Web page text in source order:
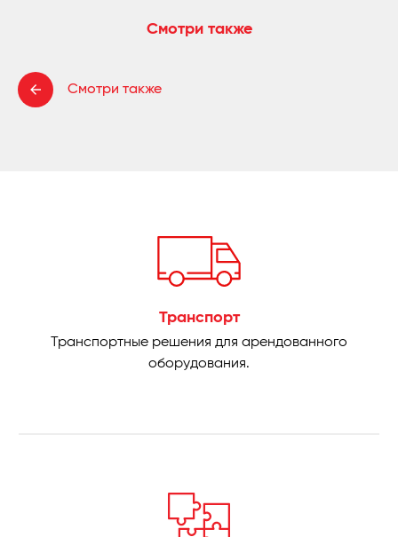
Смотри также
Смотри также
Транспорт
Транспортные решения для арендованного
оборудования.